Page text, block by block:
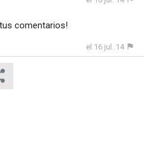
comentarios!
el 16 jul. 14